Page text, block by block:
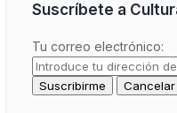
Suscríbete a
Tu correo electrónico: